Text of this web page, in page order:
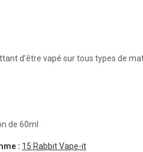
d'être vapé sur tous types de
de 60ml
: 15 Rabbit Vape-it